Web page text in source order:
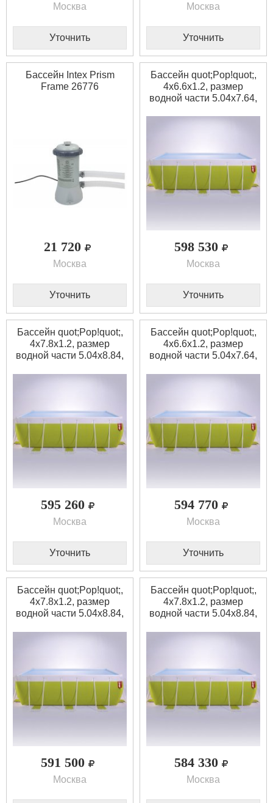
Москва
Уточнить
Москва
Уточнить
Бассейн Intex Prism
Frame 26776
21 720
Москва
Уточнить
Бассейн quot;Pop!quot;,
4x6.6x1.2, размер
водной части 5.04x7.64,
молодая зелень
598 530
Москва
Уточнить
Бассейн quot;Pop!quot;,
4x7.8x1.2, размер
водной части 5.04x8.84,
светло-бирюзовый
595 260
Москва
Уточнить
Бассейн quot;Pop!quot;,
4x6.6x1.2, размер
водной части 5.04x7.64,
брусничный
594 770
Москва
Уточнить
Бассейн quot;Pop!quot;,
4x7.8x1.2, размер
водной части 5.04x8.84,
бежевый
591 500
Москва
Бассейн quot;Pop!quot;,
4x7.8x1.2, размер
водной части 5.04x8.84,
бежевый
584 330
Москва